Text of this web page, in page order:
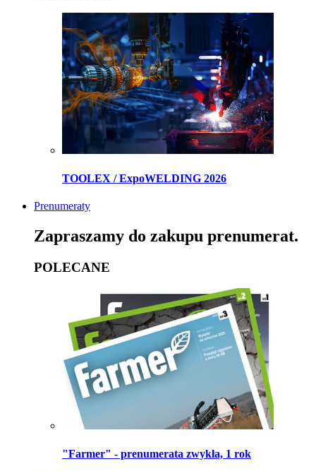
TOOLEX / ExpoWELDING 2026
Prenumeraty
Zapraszamy do zakupu prenumerat.
POLECANE
"Farmer" - prenumerata zwykła, 1 rok